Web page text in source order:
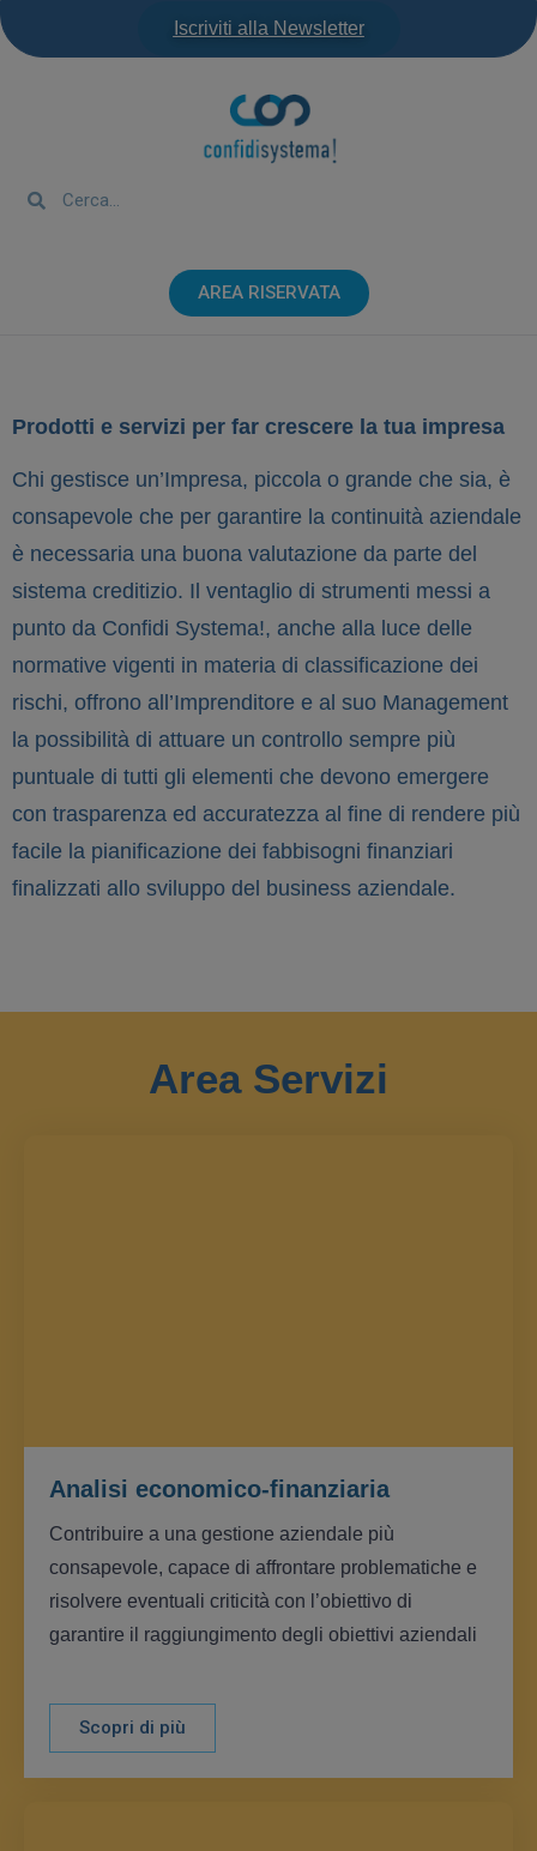
Iscriviti alla Newsletter
AREA RISERVATA
Prodotti e servizi per far crescere la tua impresa
Chi gestisce un’Impresa, piccola o grande che sia, è
consapevole che per garantire la continuità aziendale
è necessaria una buona valutazione da parte del
sistema creditizio. Il ventaglio di strumenti messi a
punto da Confidi Systema!, anche alla luce delle
normative vigenti in materia di classificazione dei
rischi, offrono all’Imprenditore e al suo Management
la possibilità di attuare un controllo sempre più
puntuale di tutti gli elementi che devono emergere
con trasparenza ed accuratezza al fine di rendere più
facile la pianificazione dei fabbisogni finanziari
finalizzati allo sviluppo del business aziendale.
Area Servizi
Analisi economico-finanziaria
Contribuire a una gestione aziendale più
consapevole, capace di affrontare problematiche e
risolvere eventuali criticità con l’obiettivo di
garantire il raggiungimento degli obiettivi aziendali
Scopri di più